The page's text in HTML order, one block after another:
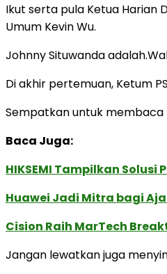
Ikut serta pula Ketua Harian
Umum Kevin Wu.
Johnny Situwanda
Di akhir pertemuan, Ketum
Sempatkan untuk membaca
Baca Juga:
HIKSEMI Tampilkan
Huawei Jadi Mitra bagi
Cision Raih MarTech
Jangan lewatkan juga